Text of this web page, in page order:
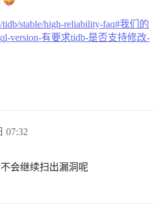
tidb/stable/high-reliability-faq#我们的
version-有要求tidb-是否支持修改-
07:32
会继续扫出漏洞呢